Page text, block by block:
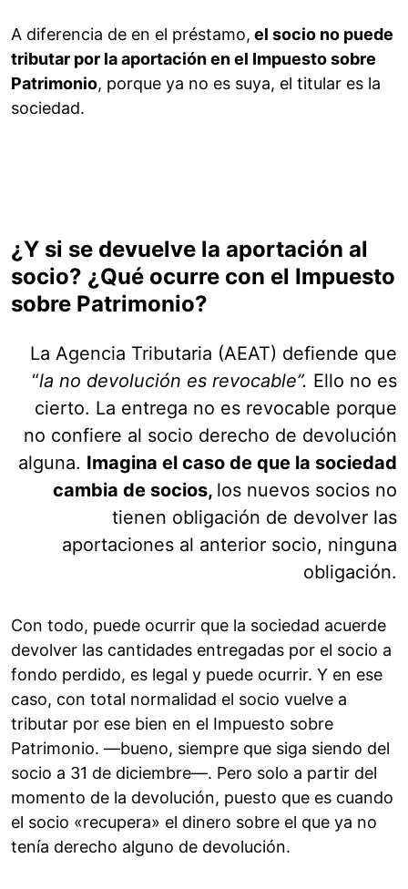
A diferencia de en el préstamo, el socio no puede
tributar por la aportación en el Impuesto sobre
Patrimonio, porque ya no es suya, el titular es la
sociedad.
¿Y si se devuelve la aportación al
socio? ¿Qué ocurre con el Impuesto
sobre Patrimonio?
La Agencia Tributaria (AEAT) defiende que
“la no devolución es revocable”. Ello no es
cierto. La entrega no es revocable porque
no confiere al socio derecho de devolución
alguna. Imagina el caso de que la sociedad
cambia de socios, los nuevos socios no
tienen obligación de devolver las
aportaciones al anterior socio, ninguna
obligación.
Con todo, puede ocurrir que la sociedad acuerde
devolver las cantidades entregadas por el socio a
fondo perdido, es legal y puede ocurrir. Y en ese
caso, con total normalidad el socio vuelve a
tributar por ese bien en el Impuesto sobre
Patrimonio. —bueno, siempre que siga siendo del
socio a 31 de diciembre—. Pero solo a partir del
momento de la devolución, puesto que es cuando
el socio «recupera» el dinero sobre el que ya no
tenía derecho alguno de devolución.